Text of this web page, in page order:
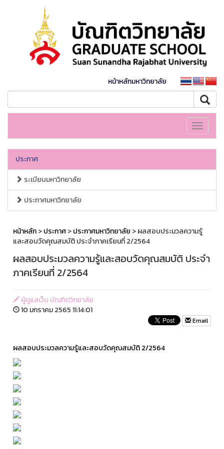
หน้าหลักมหาวิทยาลัย
Toggle
ประกาศ
ระเบียบมหาวิทยาลัย
ประกาศมหาวิทยาลัย
หน้าหลัก>ประกาศ>ประกาศมหาวิทยาลัย > ผลสอบประมวลความรู้
และสอบวัดคุณสมบัติ ประจำภาคเรียนที่ 2/2564
ผลสอบประมวลความรู้และสอบวัดคุณสมบัติ ประจำ
ภาคเรียนที่ 2/2564
ผู้ดูแลเว็บ บัณฑิตวิทยาลัย
10 มกราคม 2565 11:14:01
Email
ผลสอบประมวลความรู้และสอบวัดคุณสมบัติ 2/2564